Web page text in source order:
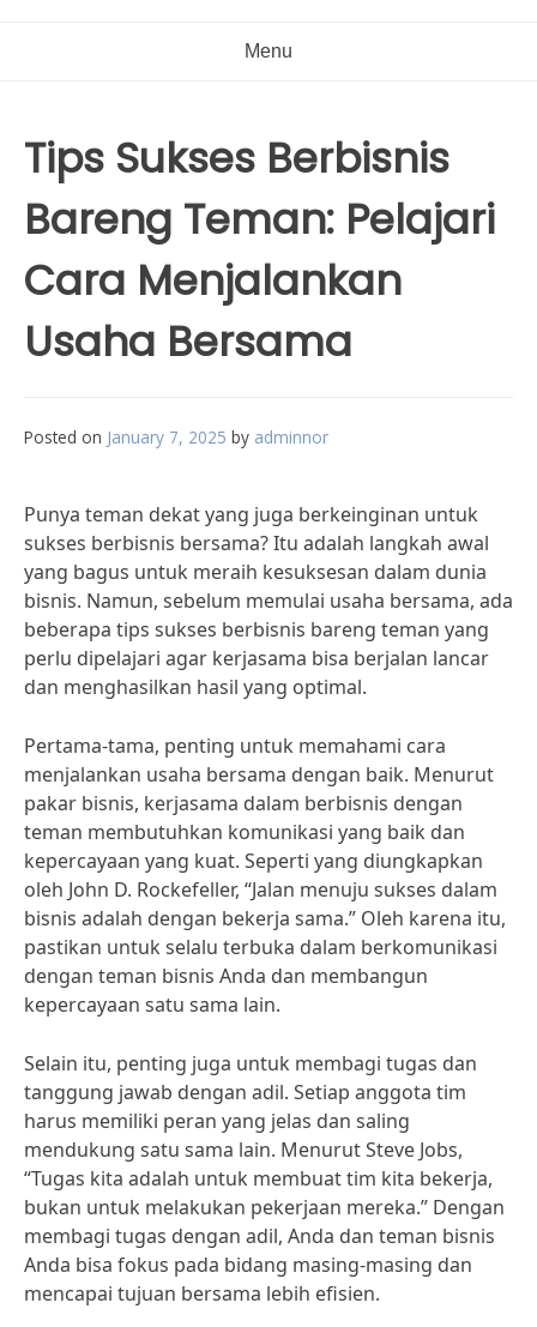
Menu
Tips Sukses Berbisnis
Bareng Teman: Pelajari
Cara Menjalankan
Usaha Bersama
Posted on January 7, 2025 by adminnor
Punya teman dekat yang juga berkeinginan untuk
sukses berbisnis bersama? Itu adalah langkah awal
yang bagus untuk meraih kesuksesan dalam dunia
bisnis. Namun, sebelum memulai usaha bersama, ada
beberapa tips sukses berbisnis bareng teman yang
perlu dipelajari agar kerjasama bisa berjalan lancar
dan menghasilkan hasil yang optimal.
Pertama-tama, penting untuk memahami cara
menjalankan usaha bersama dengan baik. Menurut
pakar bisnis, kerjasama dalam berbisnis dengan
teman membutuhkan komunikasi yang baik dan
kepercayaan yang kuat. Seperti yang diungkapkan
oleh John D. Rockefeller, “Jalan menuju sukses dalam
bisnis adalah dengan bekerja sama.” Oleh karena itu,
pastikan untuk selalu terbuka dalam berkomunikasi
dengan teman bisnis Anda dan membangun
kepercayaan satu sama lain.
Selain itu, penting juga untuk membagi tugas dan
tanggung jawab dengan adil. Setiap anggota tim
harus memiliki peran yang jelas dan saling
mendukung satu sama lain. Menurut Steve Jobs,
“Tugas kita adalah untuk membuat tim kita bekerja,
bukan untuk melakukan pekerjaan mereka.” Dengan
membagi tugas dengan adil, Anda dan teman bisnis
Anda bisa fokus pada bidang masing-masing dan
mencapai tujuan bersama lebih efisien.